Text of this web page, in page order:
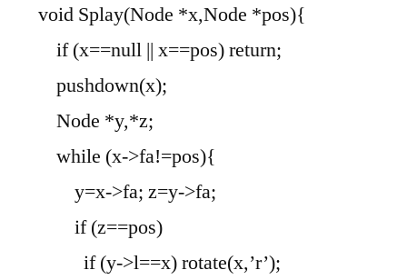
void Splay(Node *x,Node *pos){
if (x==null || x==pos) return;
pushdown(x);
Node *y,*z;
while (x->fa!=pos){
y=x->fa; z=y->fa;
if (z==pos)
if (y->l==x) rotate(x,’r’);